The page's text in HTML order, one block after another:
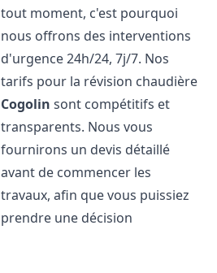
tout moment, c'est pourquoi
nous offrons des interventions
d'urgence 24h/24, 7j/7. Nos
tarifs pour la révision chaudière
Cogolin sont compétitifs et
transparents. Nous vous
fournirons un devis détaillé
avant de commencer les
travaux, afin que vous puissiez
prendre une décision